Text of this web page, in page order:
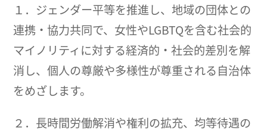
１．ジェンダー平等を推進し、地域の団体との
連携・協力共同で、女性やLGBTQを含む社会的
マイノリティに対する経済的・社会的差別を解
消し、個人の尊厳や多様性が尊重される自治体
をめざします。
２．長時間労働解消や権利の拡充、均等待遇の